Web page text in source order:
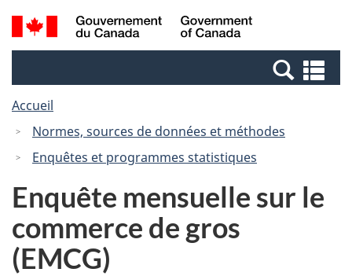
Passer
au
Passer
à
Canada
Recherche
et
et
Accueil
Normes, sources de données et méthodes
Enquêtes et programmes statistiques
Enquête mensuelle sur le
commerce de gros
(EMCG)